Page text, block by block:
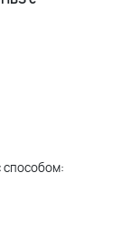
способом: